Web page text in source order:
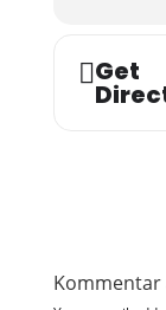
Get
Kommentar